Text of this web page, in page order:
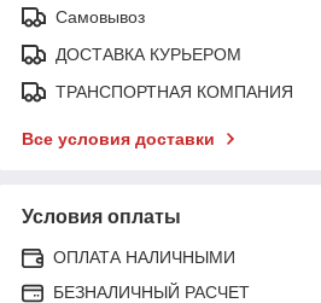
Самовывоз
ДОСТАВКА КУРЬЕРОМ
ТРАНСПОРТНАЯ КОМПАНИЯ
Все условия доставки
Условия оплаты
ОПЛАТА НАЛИЧНЫМИ
БЕЗНАЛИЧНЫЙ РАСЧЕТ